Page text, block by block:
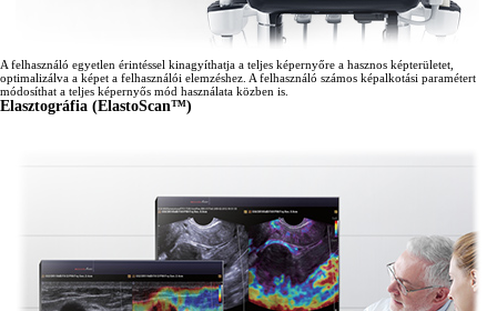
A felhasználó egyetlen érintéssel kinagyíthatja a teljes képernyőre a hasznos képterületet,
optimalizálva a képet a felhasználói elemzéshez. A felhasználó számos képalkotási paramétert
módosíthat a teljes képernyős mód használata közben is.
Elasztográfia (ElastoScan™)